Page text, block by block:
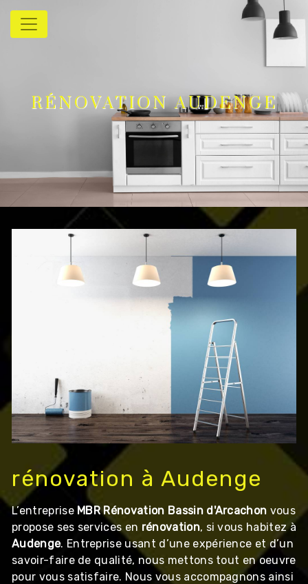
Panneau de gestion des cookies
RÉNOVATION AUDENGE
rénovation à Audenge
L’entreprise MBR Rénovation Bassin d'Arcachon vous
propose ses services en rénovation, si vous habitez à
Audenge. Entreprise usant d’une expérience et d’un
savoir-faire de qualité, nous mettons tout en oeuvre
pour vous satisfaire. Nous vous accompagnons ainsi